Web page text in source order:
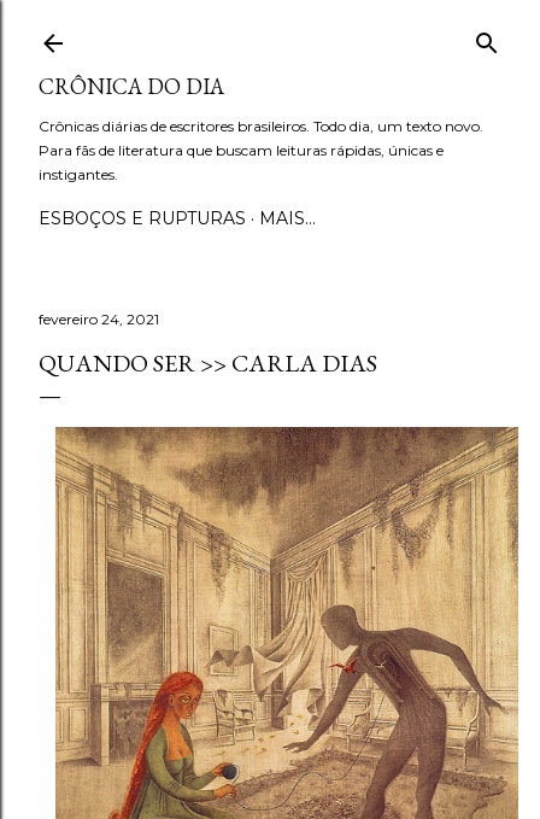
CRÔNICA DO DIA
Crônicas diárias de escritores brasileiros. Todo dia, um texto novo.
Para fãs de literatura que buscam leituras rápidas, únicas e
instigantes.
ESBOÇOS E RUPTURAS MAIS…
fevereiro 24, 2021
QUANDO SER >> CARLA DIAS